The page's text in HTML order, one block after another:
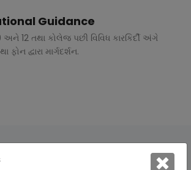
Guidance
અને 12 તથા કોલેજ પછી વિવિધ કારકિર્દી અંગે
ફોન દ્વારા માર્ગદર્શન.